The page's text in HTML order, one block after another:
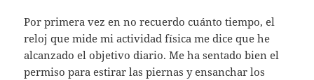
Por primera vez en no recuerdo cuánto tiempo, el
reloj que mide mi actividad física me dice que he
alcanzado el objetivo diario. Me ha sentado bien el
permiso para estirar las piernas y ensanchar los